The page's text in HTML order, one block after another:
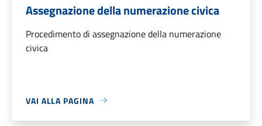
Assegnazione della numerazione civica
Procedimento di assegnazione della numerazione
civica
VAI ALLA PAGINA